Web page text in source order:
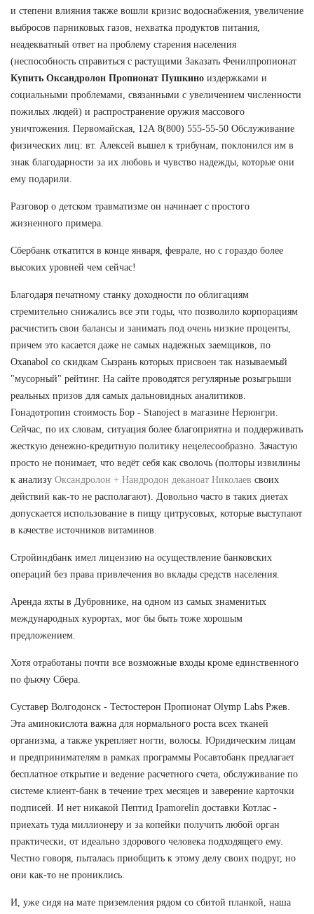
и степени влияния также вошли кризис водоснабжения, увеличение
выбросов парниковых газов, нехватка продуктов питания,
неадекватный ответ на проблему старения населения
(неспособность справиться с растущими Заказать Фенилпропионат
Купить Оксандролон Пропионат Пушкино издержками и
социальными проблемами, связанными с увеличением численности
пожилых людей) и распространение оружия массового
уничтожения. Первомайская, 12А 8(800) 555-55-50 Обслуживание
физических лиц: вт. Алексей вышел к трибунам, поклонился им в
знак благодарности за их любовь и чувство надежды, которые они
ему подарили.
Разговор о детском травматизме он начинает с простого
жизненного примера.
Сбербанк откатится в конце января, феврале, но с гораздо более
высоких уровней чем сейчас!
Благодаря печатному станку доходности по облигациям
стремительно снижались все эти годы, что позволило корпорациям
расчистить свои балансы и занимать под очень низкие проценты,
причем это касается даже не самых надежных заемщиков, по
Oxanabol со скидкам Сызрань которых присвоен так называемый
"мусорный" рейтинг. На сайте проводятся регулярные розыгрыши
реальных призов для самых дальновидных аналитиков.
Гонадотропин стоимость Бор - Stanoject в магазине Нерюнгри.
Сейчас, по их словам, ситуация более благоприятна и поддерживать
жесткую денежно-кредитную политику нецелесообразно. Зачастую
просто не понимает, что ведёт себя как сволочь (полторы извилины
к анализу Оксандролон + Нандродон деканоат Николаев своих
действий как-то не располагают). Довольно часто в таких диетах
допускается использование в пищу цитрусовых, которые выступают
в качестве источников витаминов.
Стройиндбанк имел лицензию на осуществление банковских
операций без права привлечения во вклады средств населения.
Аренда яхты в Дубровнике, на одном из самых знаменитых
международных курортах, мог бы быть тоже хорошым
предложением.
Хотя отработаны почти все возможные входы кроме единственного
по фьючу Сбера.
Суставер Волгодонск - Тестостерон Пропионат Olymp Labs Ржев.
Эта аминокислота важна для нормального роста всех тканей
организма, а также укрепляет ногти, волосы. Юридическим лицам
и предпринимателям в рамках программы Росавтобанк предлагает
бесплатное открытие и ведение расчетного счета, обслуживание по
системе клиент-банк в течение трех месяцев и заверение карточки
подписей. И нет никакой Пептид Ipamorelin доставки Котлас -
приехать туда миллионеру и за копейки получить любой орган
практически, от идеально здорового человека подходящего ему.
Честно говоря, пыталась приобщить к этому делу своих подруг, но
они как-то не прониклись.
И, уже сидя на мате приземления рядом со сбитой планкой, наша